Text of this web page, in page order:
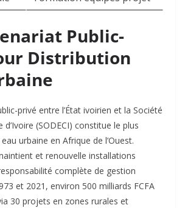
Public-
Distribution
privé entre l’État ivoirien et la Société
d’Ivoire (SODECI) constitue le plus
urbaine en Afrique de l’Ouest.
et renouvelle installations
complète de gestion
et 2021, environ 500 milliards FCFA
30 projets en zones rurales et